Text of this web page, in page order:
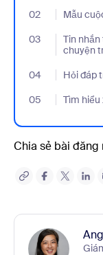
02
Mẫu
- Jumplink to
03
Tin
chuyện
- Jumplink to
04 Hỏi đáp
- Jumplink to
05
Tìm
- Jumplink to
Chia sẻ bài đăng